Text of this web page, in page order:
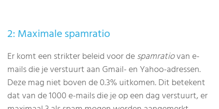
2: Maximale spamratio
Er komt een strikter beleid voor despamratiovan e-
mails die je verstuurt aan Gmail- en Yahoo-adressen.
Deze mag niet boven de 0.3% uitkomen. Dit betekent
dat van de 1000 e-mails die je op een dag verstuurt, er